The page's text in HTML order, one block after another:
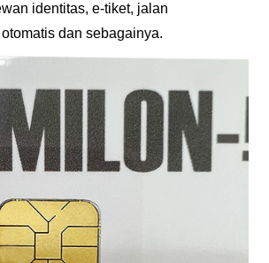
identitas, e-tiket, jalan
dan sebagainya.